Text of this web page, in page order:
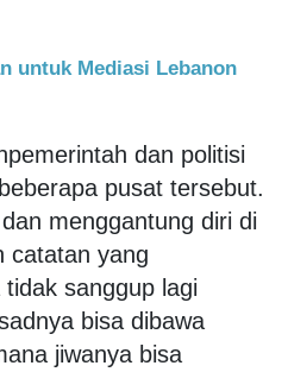
untuk Mediasi Lebanon
dan politisi
pusat tersebut.
menggantung diri di
catatan yang
sanggup lagi
bisa dibawa
jiwanya bisa